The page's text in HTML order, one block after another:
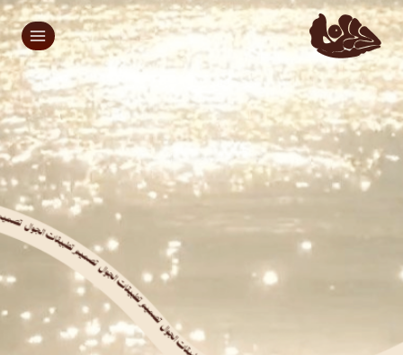
تطبيقك في جيب عميلك مع خدمة
تصميم تطبيقات الجوال.
في دانة، نصمم لك أبلكيشن يخلي تجربة عميلك أسهل
ويزيد من مبيعاتك.
اطلب الخدمة الان